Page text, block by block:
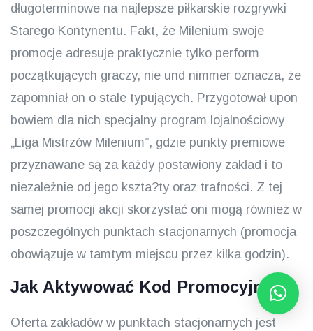
długoterminowe na najlepsze piłkarskie rozgrywki
Starego Kontynentu. Fakt, że Milenium swoje
promocje adresuje praktycznie tylko perform
początkujących graczy, nie und nimmer oznacza, że
zapomniał on o stale typujących. Przygotował upon
bowiem dla nich specjalny program lojalnościowy
„Liga Mistrzów Milenium”, gdzie punkty premiowe
przyznawane są za każdy postawiony zakład i to
niezależnie od jego kszta?ty oraz trafności. Z tej
samej promocji akcji skorzystać oni mogą również w
poszczególnych punktach stacjonarnych (promocja
obowiązuje w tamtym miejscu przez kilka godzin).
Jak Aktywować Kod Promocyjny?
Oferta zakładów w punktach stacjonarnych jest